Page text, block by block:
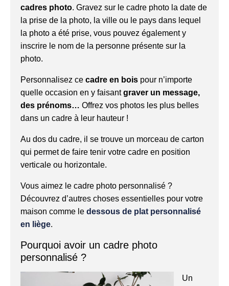
cadres photo. Gravez sur le cadre photo la date de
la prise de la photo, la ville ou le pays dans lequel
la photo a été prise, vous pouvez également y
inscrire le nom de la personne présente sur la
photo.
Personnalisez ce cadre en bois pour n’importe
quelle occasion en y faisantgraver un message,
des prénoms… Offrez vos photos les plus belles
dans un cadre à leur hauteur !
Au dos du cadre, il se trouve un morceau de carton
qui permet de faire tenir votre cadre en position
verticale ou horizontale.
Vous aimez le cadre photo personnalisé ?
Découvrez d’autres choses essentielles pour votre
maison comme le dessous de plat personnalisé
en liège.
Pourquoi avoir un cadre photo
personnalisé ?
Un